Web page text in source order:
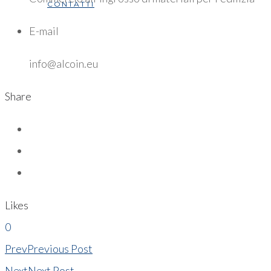
CONTATTI
E-mail
info@alcoin.eu
Share
Likes
0
PrevPrevious Post